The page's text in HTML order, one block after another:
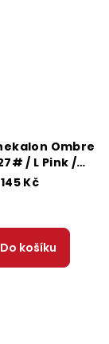
Ombre
/ L Pink /
White
145 Kč
Do košíku